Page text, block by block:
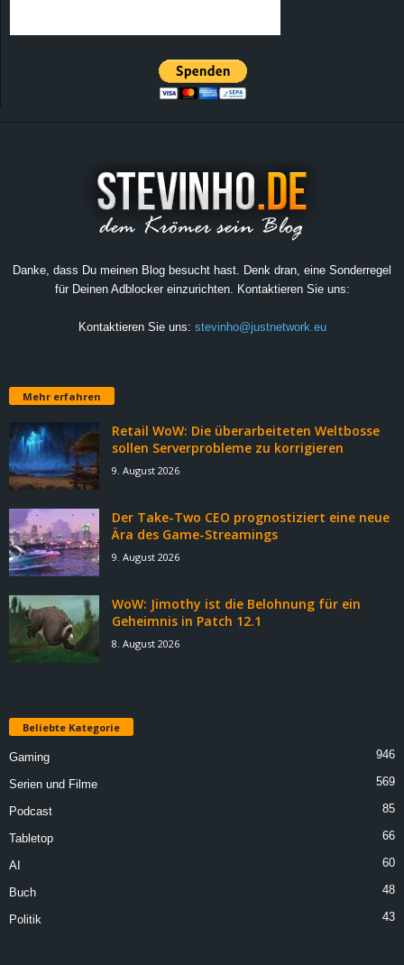
Danke, dass Du meinen Blog besucht hast. Denk dran, eine Sonderregel
für Deinen Adblocker einzurichten. Kontaktieren Sie uns:
Kontaktieren Sie uns: stevinho@justnetwork.eu
Mehr erfahren
Retail WoW: Die überarbeiteten Weltbosse
sollen Serverprobleme zu korrigieren
9. August 2026
Der Take-Two CEO prognostiziert eine neue
Ära des Game-Streamings
9. August 2026
WoW: Jimothy ist die Belohnung für ein
Geheimnis in Patch 12.1
8. August 2026
Beliebte Kategorie
Gaming 946
Serien und Filme 569
Podcast 85
Tabletop 66
AI 60
Buch 48
Politik 43